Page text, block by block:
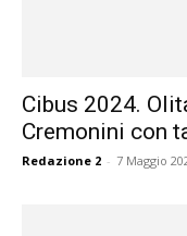
Cibus 2024.
Cremonini con
Redazione 2 - 7 Maggio